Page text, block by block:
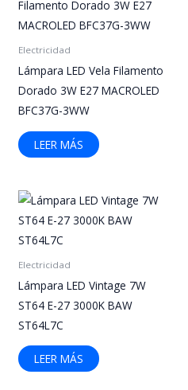
Electricidad
Lámpara LED Vela Filamento
Dorado 3W E27 MACROLED
BFC37G-3WW
LEER MÁS
Electricidad
Lámpara LED Vintage 7W
ST64 E-27 3000K BAW
ST64L7C
LEER MÁS